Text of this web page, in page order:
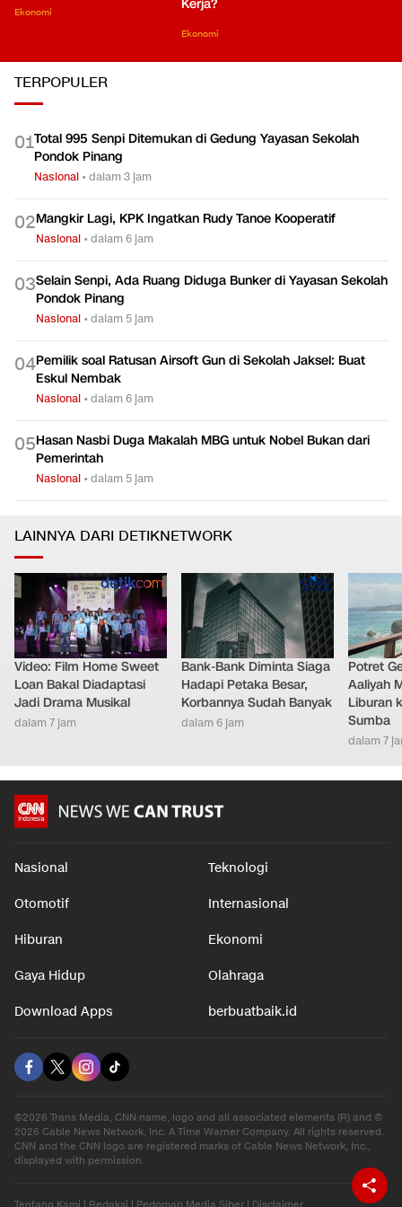
Ekonomi
Kerja?
Ekonomi
TERPOPULER
01Total 995 Senpi Ditemukan di Gedung Yayasan Sekolah
Pondok Pinang
Nasional •dalam 3 jam
02Mangkir Lagi, KPK Ingatkan Rudy Tanoe Kooperatif
Nasional •dalam 6 jam
03Selain Senpi, Ada Ruang Diduga Bunker di Yayasan Sekolah
Pondok Pinang
Nasional •dalam 5 jam
04Pemilik soal Ratusan Airsoft Gun di Sekolah Jaksel: Buat
Eskul Nembak
Nasional •dalam 6 jam
05Hasan Nasbi Duga Makalah MBG untuk Nobel Bukan dari
Pemerintah
Nasional •dalam 5 jam
LAINNYA DARI DETIKNETWORK
Video: Film Home Sweet
Loan Bakal Diadaptasi
Jadi Drama Musikal
dalam 7 jam
Bank-Bank Diminta Siaga
Hadapi Petaka Besar,
Korbannya Sudah Banyak
dalam 6 jam
Potret
Aaliyah
Liburan
Sumba
dalam 7
Nasional Teknologi
Otomotif Internasional
Hiburan Ekonomi
Gaya Hidup Olahraga
Download Apps berbuatbaik.id
©2026 Trans Media, CNN name, logo and all associated elements (R) and ©
2026 Cable News Network, Inc. A Time Warner Company. All rights reserved.
CNN and the CNN logo are registered marks of Cable News Network, Inc.,
displayed with permission.